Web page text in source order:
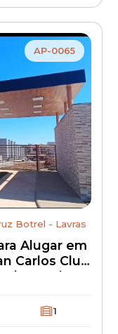
AP-0065
Botrel - Lavras
Alugar em
Carlos Club
|
1